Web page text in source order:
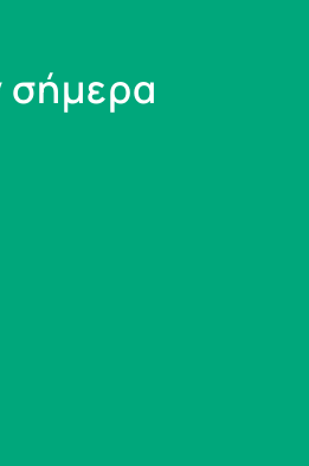
σήμερα